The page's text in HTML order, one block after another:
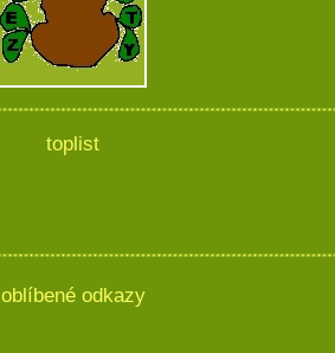
toplist
oblíbené odkazy